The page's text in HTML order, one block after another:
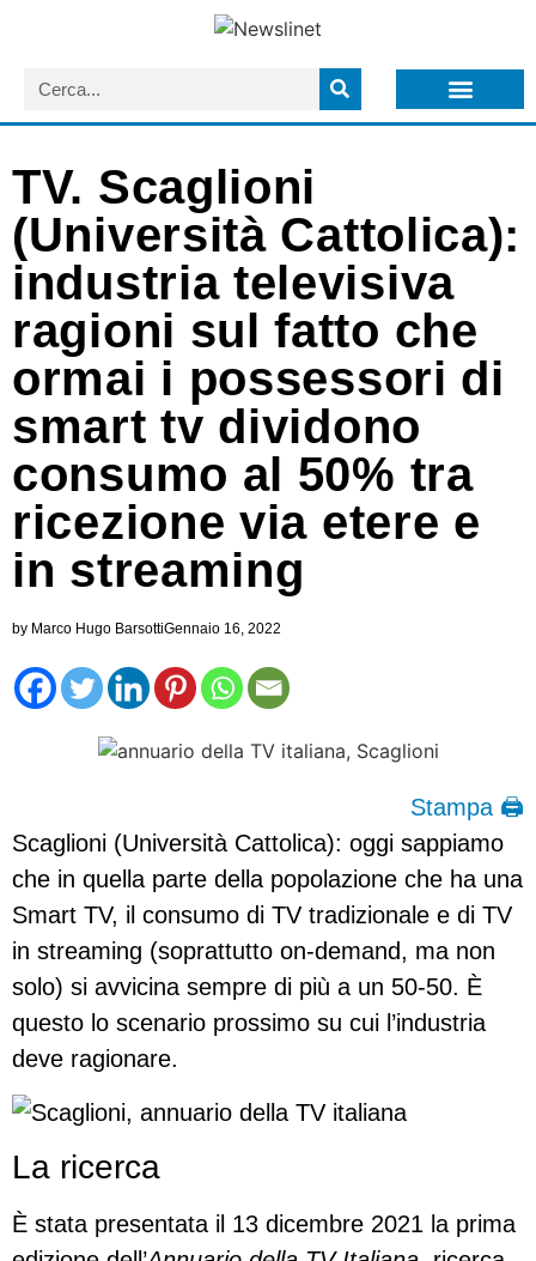
TV. Scaglioni
(Università Cattolica):
industria televisiva
ragioni sul fatto che
ormai i possessori di
smart tv dividono
consumo al 50% tra
ricezione via etere e
in streaming
by Marco Hugo BarsottiGennaio 16, 2022
Stampa 🖨
Scaglioni (Università Cattolica): oggi sappiamo
che in quella parte della popolazione che ha una
Smart TV, il consumo di TV tradizionale e di TV
in streaming (soprattutto on-demand, ma non
solo) si avvicina sempre di più a un 50-50. È
questo lo scenario prossimo su cui l’industria
deve ragionare.
La ricerca
È stata presentata il 13 dicembre 2021 la prima